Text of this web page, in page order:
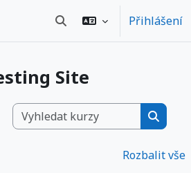
Přepnout vyhledávání
Přihlášení
Site
Rozbalit vše